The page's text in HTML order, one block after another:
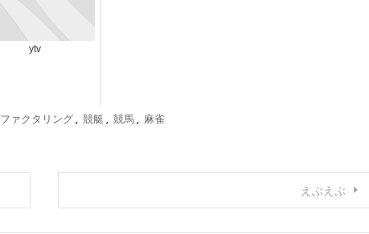
ytv
ファクタリング, 競艇 , 競馬, 麻雀
えぶえぶ